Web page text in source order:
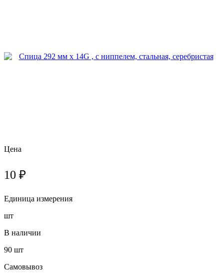
Цена
10 ₽
Единица измерения
шт
В наличии
90 шт
Самовывоз